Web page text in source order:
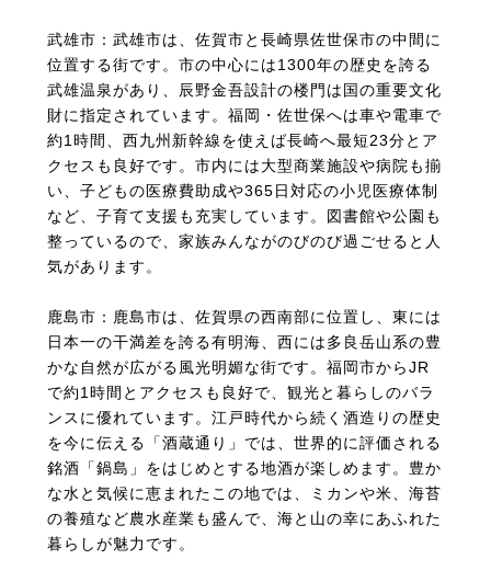
武雄市：武雄市は、佐賀市と長崎県佐世保市の中間に
位置する街です。市の中心には1300年の歴史を誇る
武雄温泉があり、辰野金吾設計の楼門は国の重要文化
財に指定されています。福岡・佐世保へは車や電車で
約1時間、西九州新幹線を使えば長崎へ最短23分とア
クセスも良好です。市内には大型商業施設や病院も揃
い、子どもの医療費助成や365日対応の小児医療体制
など、子育て支援も充実しています。図書館や公園も
整っているので、家族みんながのびのび過ごせると人
気があります。
鹿島市：鹿島市は、佐賀県の西南部に位置し、東には
日本一の干満差を誇る有明海、西には多良岳山系の豊
かな自然が広がる風光明媚な街です。福岡市からJR
で約1時間とアクセスも良好で、観光と暮らしのバラ
ンスに優れています。江戸時代から続く酒造りの歴史
を今に伝える「酒蔵通り」では、世界的に評価される
銘酒「鍋島」をはじめとする地酒が楽しめます。豊か
な水と気候に恵まれたこの地では、ミカンや米、海苔
の養殖など農水産業も盛んで、海と山の幸にあふれた
暮らしが魅力です。